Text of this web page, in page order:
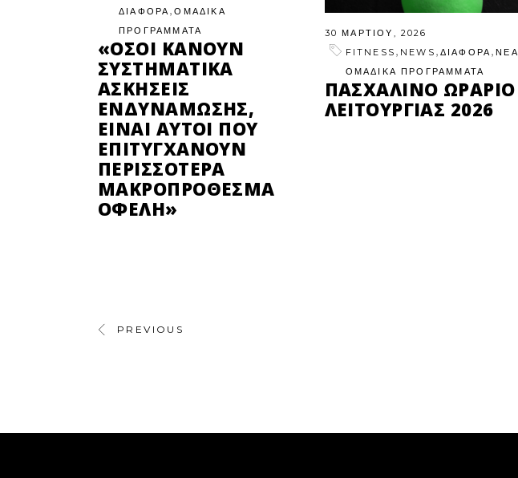
ΔΙΑΦΟΡΑ,ΟΜΑΔΙΚΑ
ΠΡΟΓΡΑΜΜΑΤΑ
«ΌΣΟΙ ΚΆΝΟΥΝ
ΣΥΣΤΗΜΑΤΙΚΆ
ΑΣΚΉΣΕΙΣ
ΕΝΔΥΝΆΜΩΣΗΣ,
ΕΊΝΑΙ ΑΥΤΟΊ ΠΟΥ
ΕΠΙΤΥΓΧΆΝΟΥΝ
ΠΕΡΙΣΣΌΤΕΡΑ
ΜΑΚΡΟΠΡΌΘΕΣΜΑ
ΟΦΈΛΗ»
30 ΜΑΡΤΊΟΥ, 2026
FITNESS
NEWS ΔΙΑΦΟΡΑ ,ΝΕΑ
ΟΜΑΔΙΚΑ ΠΡΟΓΡΑΜΜΑΤΑ
ΠΑΣΧΑΛΙΝΟ ΩΡΑΡΙΟ
ΛΕΙΤΟΥΡΓΙΑΣ 2026
PREVIOUS